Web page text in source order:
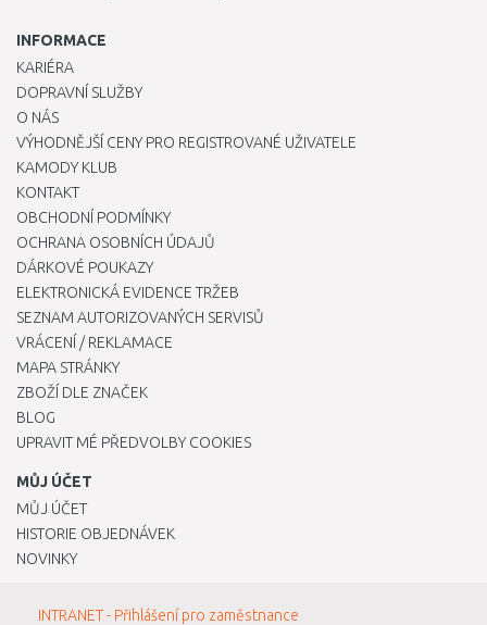
INFORMACE
KARIÉRA
DOPRAVNÍ SLUŽBY
O NÁS
VÝHODNĚJŠÍ CENY PRO REGISTROVANÉ UŽIVATELE
KAMODY KLUB
KONTAKT
OBCHODNÍ PODMÍNKY
OCHRANA OSOBNÍCH ÚDAJŮ
DÁRKOVÉ POUKAZY
ELEKTRONICKÁ EVIDENCE TRŽEB
SEZNAM AUTORIZOVANÝCH SERVISŮ
VRÁCENÍ / REKLAMACE
MAPA STRÁNKY
ZBOŽÍ DLE ZNAČEK
BLOG
UPRAVIT MÉ PŘEDVOLBY COOKIES
MŮJ ÚČET
MŮJ ÚČET
HISTORIE OBJEDNÁVEK
NOVINKY
INTRANET - Přihlášení pro zaměstnance